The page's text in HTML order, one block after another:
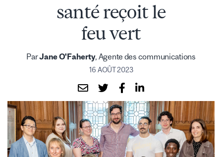
santé reçoit le
feu vert
ParJane O'Faherty, Agente des communications
16 AOÛT 2023